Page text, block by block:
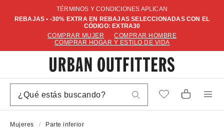
TÉRMINOS Y CONDICIONES APLICAN
REBAJAS • -30% EXTRA EN REBAJAS SELECCIONADAS CON EL
CÓDIGO: EXTRA30
COMPRAR MUJER
COMPRAR HOMBRE
COMPRAR HOGAR Y ESTILO DE VIDA
Mujeres Parte inferior